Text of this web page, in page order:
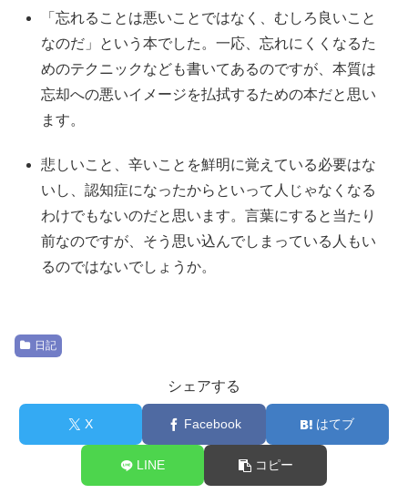
「忘れることは悪いことではなく、むしろ良いこと
なのだ」という本でした。一応、忘れにくくなるた
めのテクニックなども書いてあるのですが、本質は
忘却への悪いイメージを払拭するための本だと思い
ます。
悲しいこと、辛いことを鮮明に覚えている必要はな
いし、認知症になったからといって人じゃなくなる
わけでもないのだと思います。言葉にすると当たり
前なのですが、そう思い込んでしまっている人もい
るのではないでしょうか。
日記
シェアする
X Facebook はてブ
LINE コピー